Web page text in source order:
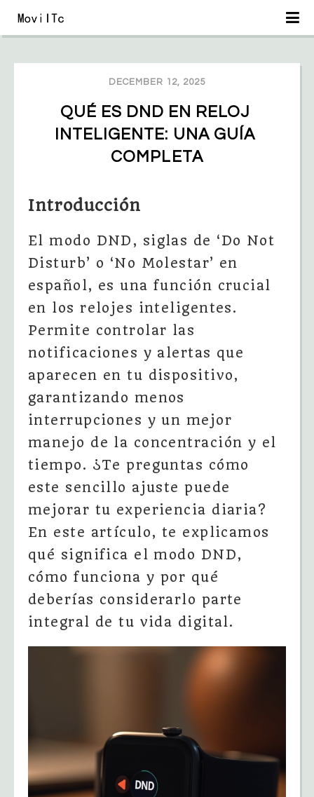
DECEMBER 12, 2025
QUÉ ES DND EN RELOJ
INTELIGENTE: UNA GUÍA
COMPLETA
Introducción
El modo DND, siglas de ‘Do Not
Disturb’ o ‘No Molestar’ en
español, es una función crucial
en los relojes inteligentes.
Permite controlar las
notificaciones y alertas que
aparecen en tu dispositivo,
garantizando menos
interrupciones y un mejor
manejo de la concentración y el
tiempo. ¿Te preguntas cómo
este sencillo ajuste puede
mejorar tu experiencia diaria?
En este artículo, te explicamos
qué significa el modo DND,
cómo funciona y por qué
deberías considerarlo parte
integral de tu vida digital.